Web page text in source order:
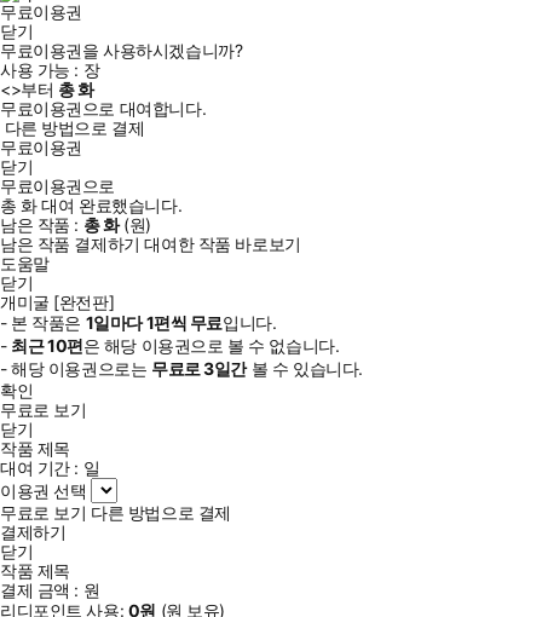
무료이용권
닫기
무료이용권을 사용하시겠습니까?
사용 가능 : 장
<>부터 총화
무료이용권으로 대여합니다.
다른 방법으로 결제
무료이용권
닫기
무료이용권으로
총화대여 완료했습니다.
남은 작품 : 총화(원)
남은 작품 결제하기 대여한 작품 바로보기
도움말
닫기
개미굴 [완전판]
- 본 작품은 1일마다1편씩 무료입니다.
- 최근10편은 해당 이용권으로 볼 수 없습니다.
- 해당 이용권으로는 무료로3일간볼 수 있습니다.
확인
무료로 보기
닫기
작품 제목
대여 기간 : 일
이용권 선택
무료로 보기 다른 방법으로 결제
결제하기
닫기
작품 제목
결제 금액 : 원
리디포인트 사용: 0원 (원 보유)